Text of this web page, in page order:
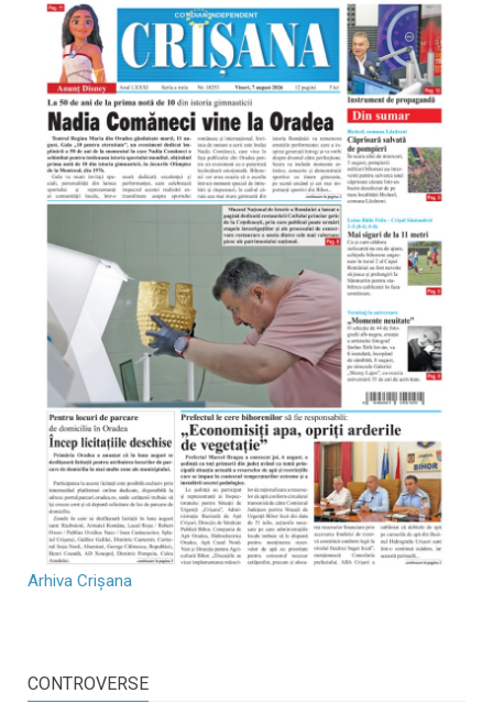
Arhiva Crișana
CONTROVERSE